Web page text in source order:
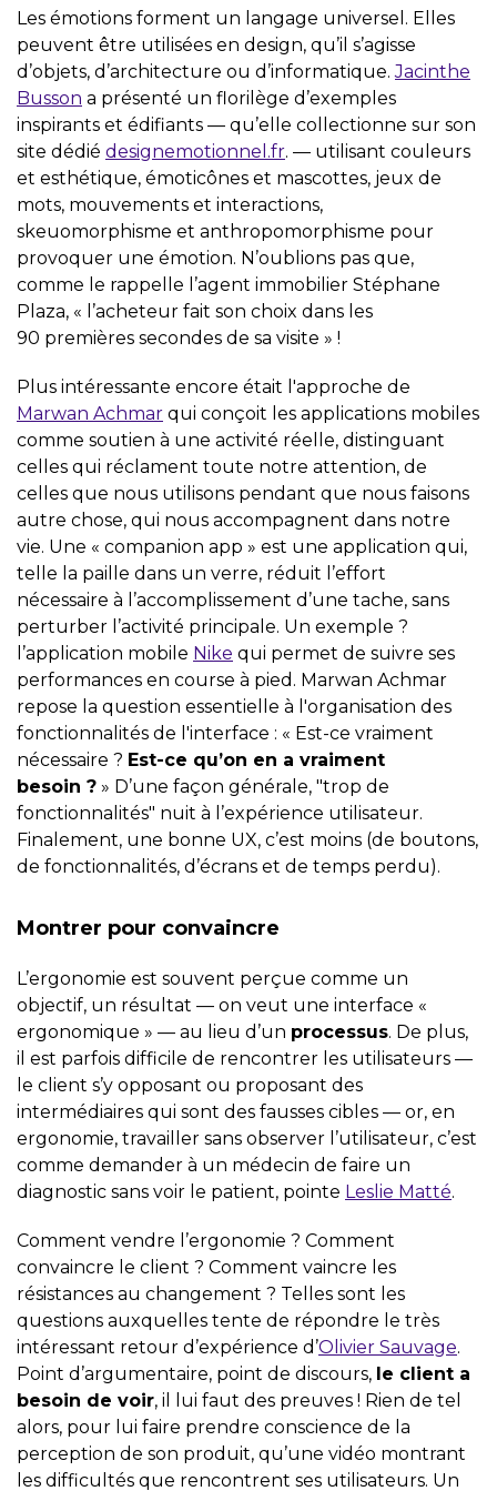
Les émotions forment un langage universel. Elles
peuvent être utilisées en design, qu’il s’agisse
d’objets, d’architecture ou d’informatique.Jacinthe
Busson a présenté un florilège d’exemples
inspirants et édifiants — qu’elle collectionne sur son
site dédié designemotionnel.fr. — utilisant couleurs
et esthétique, émoticônes et mascottes, jeux de
mots, mouvements et interactions,
skeuomorphisme et anthropomorphisme pour
provoquer une émotion. N’oublions pas que,
comme le rappelle l’agent immobilier Stéphane
Plaza, « l’acheteur fait son choix dans les
90 premières secondes de sa visite » !
Plus intéressante encore était l'approche de
Marwan Achmar qui conçoit les applications mobiles
comme soutien à une activité réelle, distinguant
celles qui réclament toute notre attention, de
celles que nous utilisons pendant que nous faisons
autre chose, qui nous accompagnent dans notre
vie. Une « companion app » est une application qui,
telle la paille dans un verre, réduit l’effort
nécessaire à l’accomplissement d’une tache, sans
perturber l’activité principale. Un exemple ?
l’application mobile Nike qui permet de suivre ses
performances en course à pied. Marwan Achmar
repose la question essentielle à l'organisation des
fonctionnalités de l'interface : « Est-ce vraiment
nécessaire ? Est-ce qu’on en a vraiment
besoin ? » D’une façon générale, "trop de
fonctionnalités" nuit à l’expérience utilisateur.
Finalement, une bonne UX, c’est moins (de boutons,
de fonctionnalités, d’écrans et de temps perdu).
Montrer pour convaincre
L’ergonomie est souvent perçue comme un
objectif, un résultat — on veut une interface «
ergonomique » — au lieu d’un processus. De plus,
il est parfois difficile de rencontrer les utilisateurs —
le client s’y opposant ou proposant des
intermédiaires qui sont des fausses cibles — or, en
ergonomie, travailler sans observer l’utilisateur, c’est
comme demander à un médecin de faire un
diagnostic sans voir le patient, pointe Leslie Matté.
Comment vendre l’ergonomie ? Comment
convaincre le client ? Comment vaincre les
résistances au changement ? Telles sont les
questions auxquelles tente de répondre le très
intéressant retour d’expérience d’Olivier Sauvage.
Point d’argumentaire, point de discours, le client a
besoin de voir, il lui faut des preuves ! Rien de tel
alors, pour lui faire prendre conscience de la
perception de son produit, qu’une vidéo montrant
les difficultés que rencontrent ses utilisateurs. Un